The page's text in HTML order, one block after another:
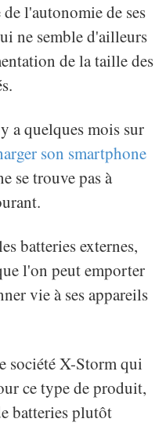
l'autonomie de ses
ne semble d'ailleurs
de la taille des
a quelques mois sur
son smartphone
se trouve pas à
batteries externes,
l'on peut emporter
vie à ses appareils
société X-Storm qui
ce type de produit,
batteries plutôt